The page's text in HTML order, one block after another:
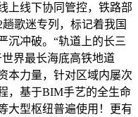
上线下协同管控，铁路部
歌迷专列，标记着我国
沉冲破。“轨道上的长三
界最长海底高铁地道
力量，针对区域内屡次
，基于BIM手艺的全生命
大型枢纽普遍使用！更有